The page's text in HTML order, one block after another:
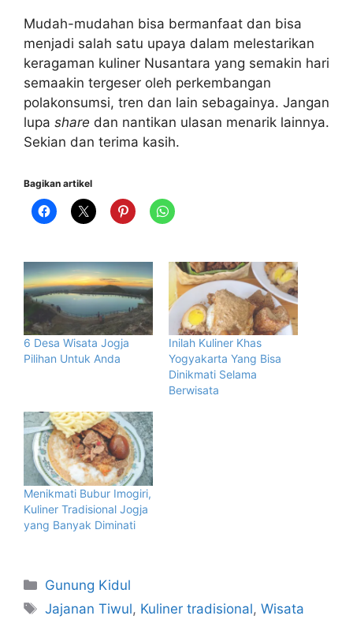
Mudah-mudahan bisa bermanfaat dan bisa
menjadi salah satu upaya dalam melestarikan
keragaman kuliner Nusantara yang semakin hari
semaakin tergeser oleh perkembangan
polakonsumsi, tren dan lain sebagainya. Jangan
lupa share dan nantikan ulasan menarik lainnya.
Sekian dan terima kasih.
Bagikan artikel
6 Desa Wisata Jogja
Pilihan Untuk Anda
Inilah Kuliner Khas
Yogyakarta Yang Bisa
Dinikmati Selama
Berwisata
Menikmati Bubur Imogiri,
Kuliner Tradisional Jogja
yang Banyak Diminati
Gunung Kidul
Jajanan Tiwul, Kuliner tradisional,Wisata